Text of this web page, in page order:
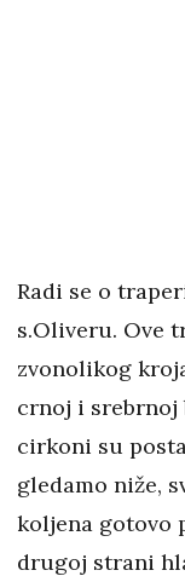
Radi se o
s.Oliveru. Ove
zvonolikog
crnoj i srebrnoj
cirkoni su
gledamo niže,
koljena gotovo
drugoj strani